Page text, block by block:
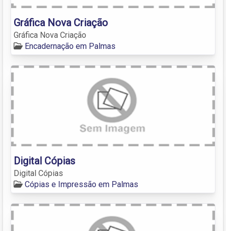
Gráfica Nova Criação
Gráfica Nova Criação
Encadernação em Palmas
Digital Cópias
Digital Cópias
Cópias e Impressão em Palmas